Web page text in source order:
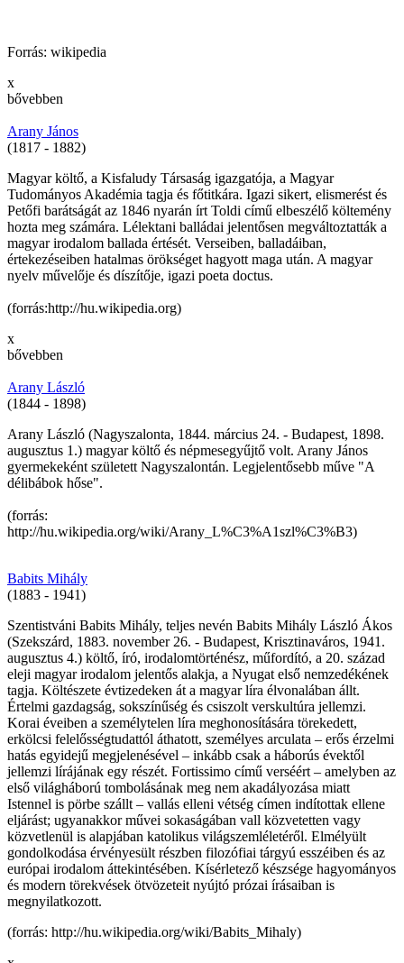
Forrás: wikipedia
x
bővebben
Arany János
(1817 - 1882)
Magyar költő, a Kisfaludy Társaság igazgatója, a Magyar
Tudományos Akadémia tagja és főtitkára. Igazi sikert, elismerést és
Petőfi barátságát az 1846 nyarán írt Toldi című elbeszélő költemény
hozta meg számára. Lélektani balládai jelentősen megváltoztatták a
magyar irodalom ballada értését. Verseiben, balladáiban,
értekezéseiben hatalmas örökséget hagyott maga után. A magyar
nyelv művelője és díszítője, igazi poeta doctus.
(forrás:http://hu.wikipedia.org)
x
bővebben
Arany László
(1844 - 1898)
Arany László (Nagyszalonta, 1844. március 24. - Budapest, 1898.
augusztus 1.) magyar költő és népmesegyűjtő volt. Arany János
gyermekeként született Nagyszalontán. Legjelentősebb műve "A
délibábok hőse".
(forrás:
http://hu.wikipedia.org/wiki/Arany_L%C3%A1szl%C3%B3)
Babits Mihály
(1883 - 1941)
Szentistváni Babits Mihály, teljes nevén Babits Mihály László Ákos
(Szekszárd, 1883. november 26. - Budapest, Krisztinaváros, 1941.
augusztus 4.) költő, író, irodalomtörténész, műfordító, a 20. század
eleji magyar irodalom jelentős alakja, a Nyugat első nemzedékének
tagja. Költészete évtizedeken át a magyar líra élvonalában állt.
Értelmi gazdagság, sokszínűség és csiszolt verskultúra jellemzi.
Korai éveiben a személytelen líra meghonosítására törekedett,
erkölcsi felelősségtudattól áthatott, személyes arculata – erős érzelmi
hatás egyidejű megjelenésével – inkább csak a háborús évektől
jellemzi lírájának egy részét. Fortissimo című verséért – amelyben az
első világháború tombolásának meg nem akadályozása miatt
Istennel is pörbe szállt – vallás elleni vétség címen indítottak ellene
eljárást; ugyanakkor művei sokaságában vall közvetetten vagy
közvetlenül is alapjában katolikus világszemléletéről. Elmélyült
gondolkodása érvényesült részben filozófiai tárgyú esszéiben és az
európai irodalom áttekintésében. Kísérletező készsége hagyományos
és modern törekvések ötvözeteit nyújtó prózai írásaiban is
megnyilatkozott.
(forrás: http://hu.wikipedia.org/wiki/Babits_Mihaly)